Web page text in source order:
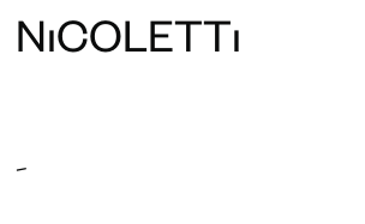
NıCOLETTı
-